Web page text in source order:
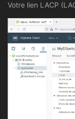
Votre lien LACP